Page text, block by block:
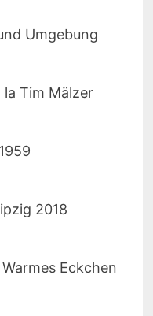
Umgebung
la Tim Mälzer
2018
Eckchen